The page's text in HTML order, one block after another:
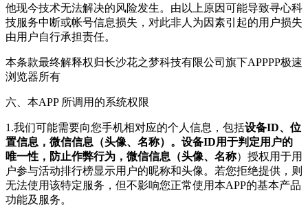
他现今技术无法解决的风险发生。由以上原因可能导致寻心科
技服务中断或帐号信息损失，对此非人为因素引起的用户损失
由用户自行承担责任。
本条款最终解释权归长沙花之梦科技有限公司旗下APPPP极速
浏览器所有
六、本APP 所调用的系统权限
1.我们可能需要向您手机相对应的个人信息，包括设备ID、位
置信息，微信信息（头像、名称）。设备ID用于判定用户的
唯一性，防止作弊行为，微信信息（头像、名称）授权用于用
户参与活动排行榜显示用户的昵称和头像。若您拒绝提供，则
无法使用该特定服务，但不影响您正常使用本APP的基本产品
功能及服务。